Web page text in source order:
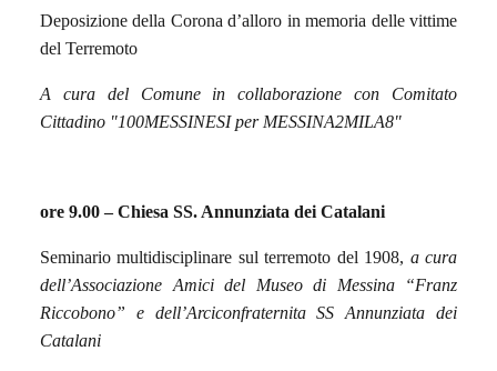
Deposizione della Corona d’alloro in memoria delle vittime
del Terremoto
A cura del Comune in collaborazione con Comitato
Cittadino "100MESSINESI per MESSINA2MILA8"
ore 9.00 –Chiesa SS. Annunziata dei Catalani
Seminario multidisciplinare sul terremoto del 1908, a cura
dell’Associazione Amici del Museo di Messina “Franz
Riccobono” e dell’Arciconfraternita SS Annunziata dei
Catalani